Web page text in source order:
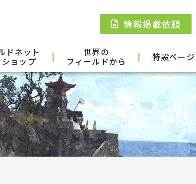
情報掲載依頼
ドネット
ョップ
世界の
フィールドから 特設ページ